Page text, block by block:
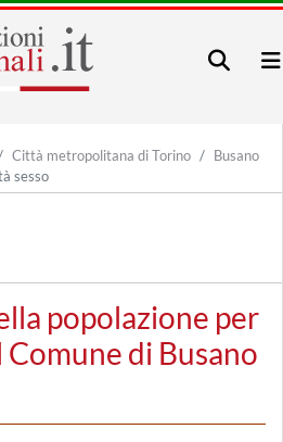
Città metropolitana di Torino
Busano
sesso
popolazione per
Comune di Busano